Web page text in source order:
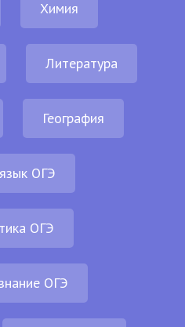
Химия
Литература
География
ОГЭ
ОГЭ
ОГЭ